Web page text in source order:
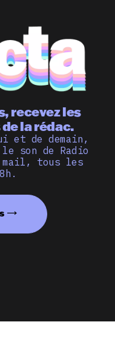
recevez les
la rédac.
et de demain,
son de Radio
mail, tous les